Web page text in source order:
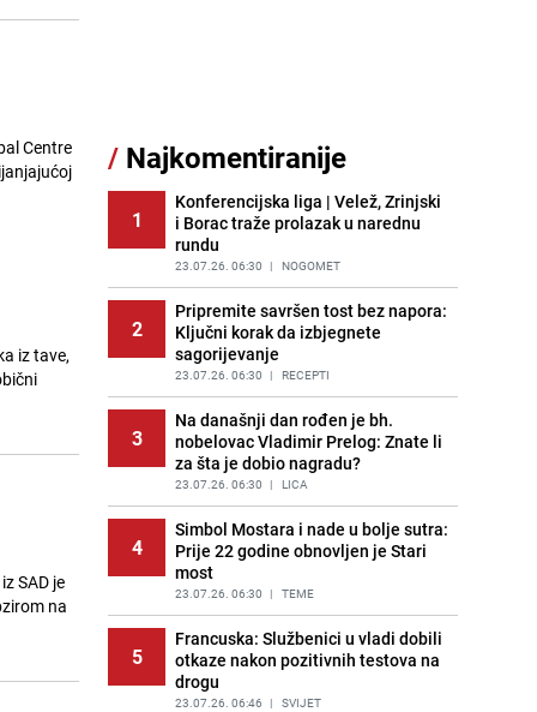
Centre
iz tave,
SAD je
na
11
KS opkolili zgradu
LOKALNE TEME
12
Šta se dešava u sarajevskom
naselju Vraca? Policija zaprimila
dojavu, izašli na teren
PRIJE 2 DANA | CRNA HRONIKA
13
Pijana sjela za volan: Osiguranje
odbilo isplatu štete na vozilu koje je
slupala Anja Ljubojević
PRIJE 1 DAN | BOSNA I HERCEGOVINA
14
Meteorolozi za danas podigli
upozorenja za 3 regije: Objavljena
prognoza do petka - stiže kiša?
PRIJE 2 DANA | BOSNA I HERCEGOVINA
15
Uklonite kamenac sa slavina u
kupatilu: Dovoljna je ova smjesa
PRIJE 2 DANA | ŽIVOT I STIL
/ Najkomentiranije
1
Konferencijska liga | Velež, Zrinjski
i Borac traže prolazak u narednu
rundu
23.07.26. 06:30 | NOGOMET
2
Pripremite savršen tost bez napora:
Ključni korak da izbjegnete
sagorijevanje
23.07.26. 06:30 | RECEPTI
3
Na današnji dan rođen je bh.
nobelovac Vladimir Prelog: Znate li
za šta je dobio nagradu?
23.07.26. 06:30 | LICA
4
Simbol Mostara i nade u bolje sutra:
Prije 22 godine obnovljen je Stari
most
23.07.26. 06:30 | TEME
5
Francuska: Službenici u vladi dobili
otkaze nakon pozitivnih testova na
drogu
23.07.26. 06:46 | SVIJET